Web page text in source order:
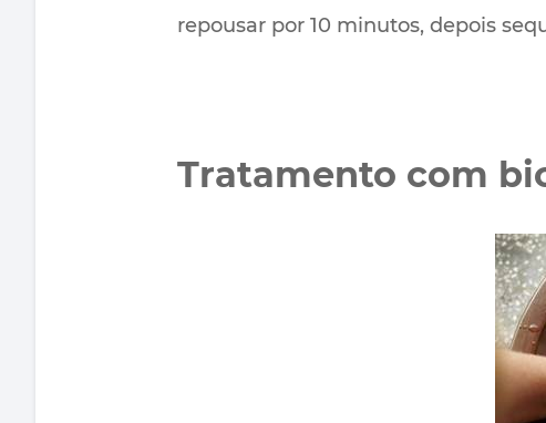
repousar por 10 minutos, depois
Tratamento com